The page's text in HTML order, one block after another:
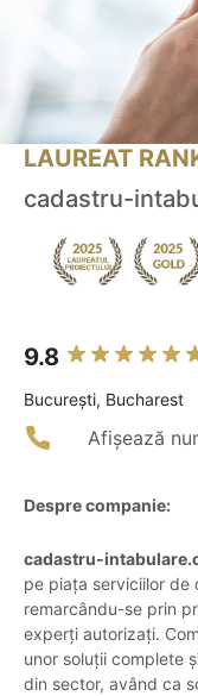
LAUREAT
cadastru-
9.8
Bucureşti, Bucharest
Afișează
Despre companie:
cadastru-
pe piața serviciilor de
remarcându-se prin
experți autorizați.
unor soluții complete
din sector, având ca